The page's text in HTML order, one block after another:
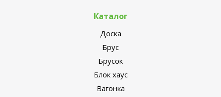
Каталог
Доска
Брус
Брусок
Блок хаус
Вагонка